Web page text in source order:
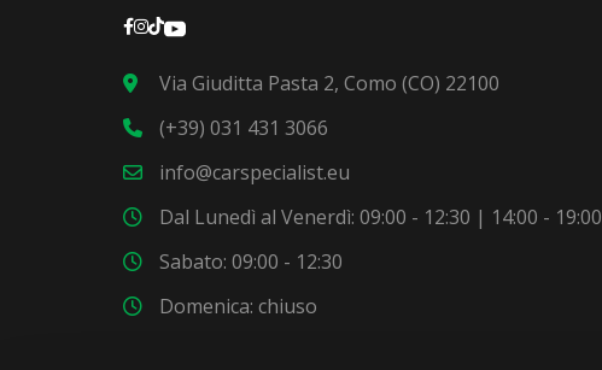
Via Giuditta Pasta 2, Como (CO) 22100
(+39) 031 431 3066
info@carspecialist.eu
Dal Lunedì al Venerdì: 09:00 - 12:30 | 14:00 - 19:00
Sabato: 09:00 - 12:30
Domenica: chiuso